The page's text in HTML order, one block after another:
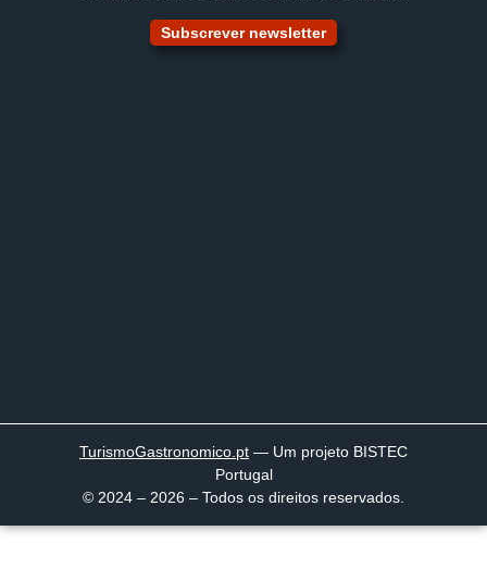
Subscrever newsletter
TurismoGastronomico .pt — Um projeto BISTEC
Portugal
© 2024 – 2026 – Todos os direitos reservados.